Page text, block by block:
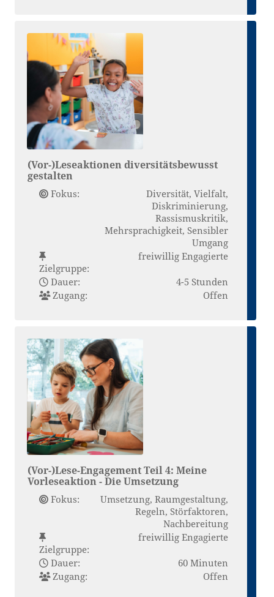
(Vor-)Leseaktionen diversitätsbewusst
gestalten
Fokus:
Diversität, Vielfalt,
Diskriminierung,
Rassismuskritik,
Mehrsprachigkeit, Sensibler
Umgang
Zielgruppe:
freiwillig Engagierte
Dauer:
4-5 Stunden
Zugang:
Offen
(Vor-)Lese-Engagement Teil 4: Meine
Vorleseaktion - Die Umsetzung
Fokus:
Umsetzung, Raumgestaltung,
Regeln, Störfaktoren,
Nachbereitung
Zielgruppe:
freiwillig Engagierte
Dauer:
60 Minuten
Zugang:
Offen